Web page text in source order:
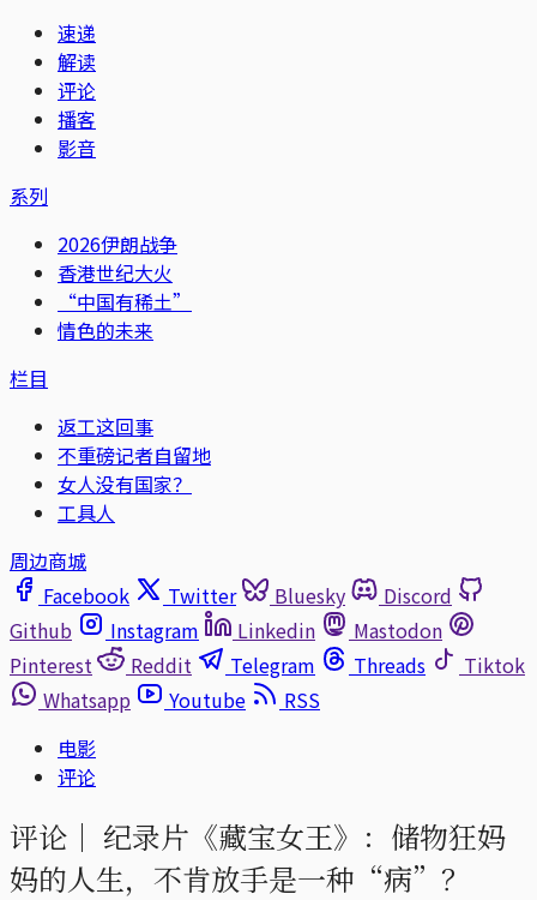
速递
解读
评论
播客
影音
系列
2026伊朗战争
香港世纪大火
“中国有稀土”
情色的未来
栏目
返工这回事
不重磅记者自留地
女人没有国家？
工具人
周边商城
Facebook
Twitter Bluesky
Discord
Github
Instagram Linkedin
Mastodon
Pinterest
Reddit Telegram Threads
Tiktok
Whatsapp
Youtube
RSS
电影
评论
评论｜ 纪录片《藏宝女王》：储物狂妈
妈的人生，不肯放手是一种“病”？